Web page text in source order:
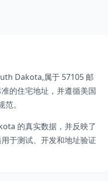
Dakota,属于 57105 邮
的住宅地址，并遵循美国
。
的真实数据，并反映了
于测试、开发和地址验证